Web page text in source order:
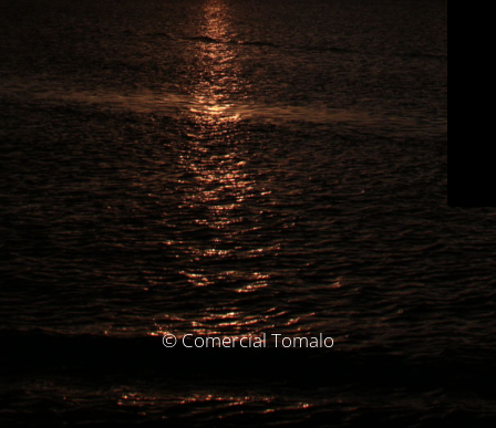
© Comercial Tomalo